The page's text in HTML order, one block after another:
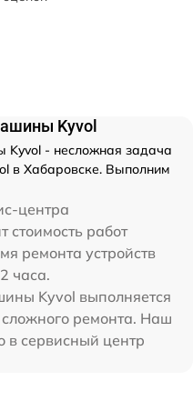
Kyvol
- несложная задача
в Хабаровске. Выполним
центра
стоимость работ
ремонта устройств
часа.
Kyvol выполняется
сложного ремонта. Наш
в сервисный центр